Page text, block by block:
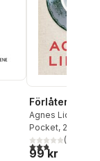
Förlåten
Agnes Lidbeck
Pocket, 2019
2,8utav 5(
99 kr